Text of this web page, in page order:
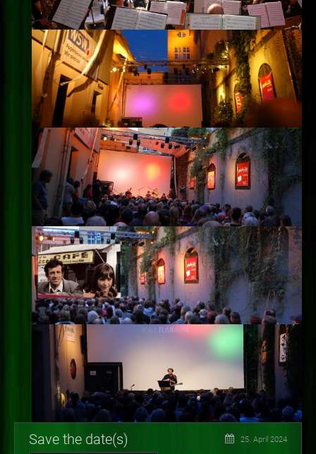
Impressum
Datenschutz
Save the date(s) 25. April 2024